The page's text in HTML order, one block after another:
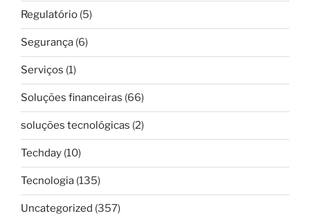
Regulatório (5)
Segurança (6)
Serviços (1)
Soluções financeiras (66)
soluções tecnológicas (2)
Techday (10)
Tecnologia (135)
Uncategorized (357)